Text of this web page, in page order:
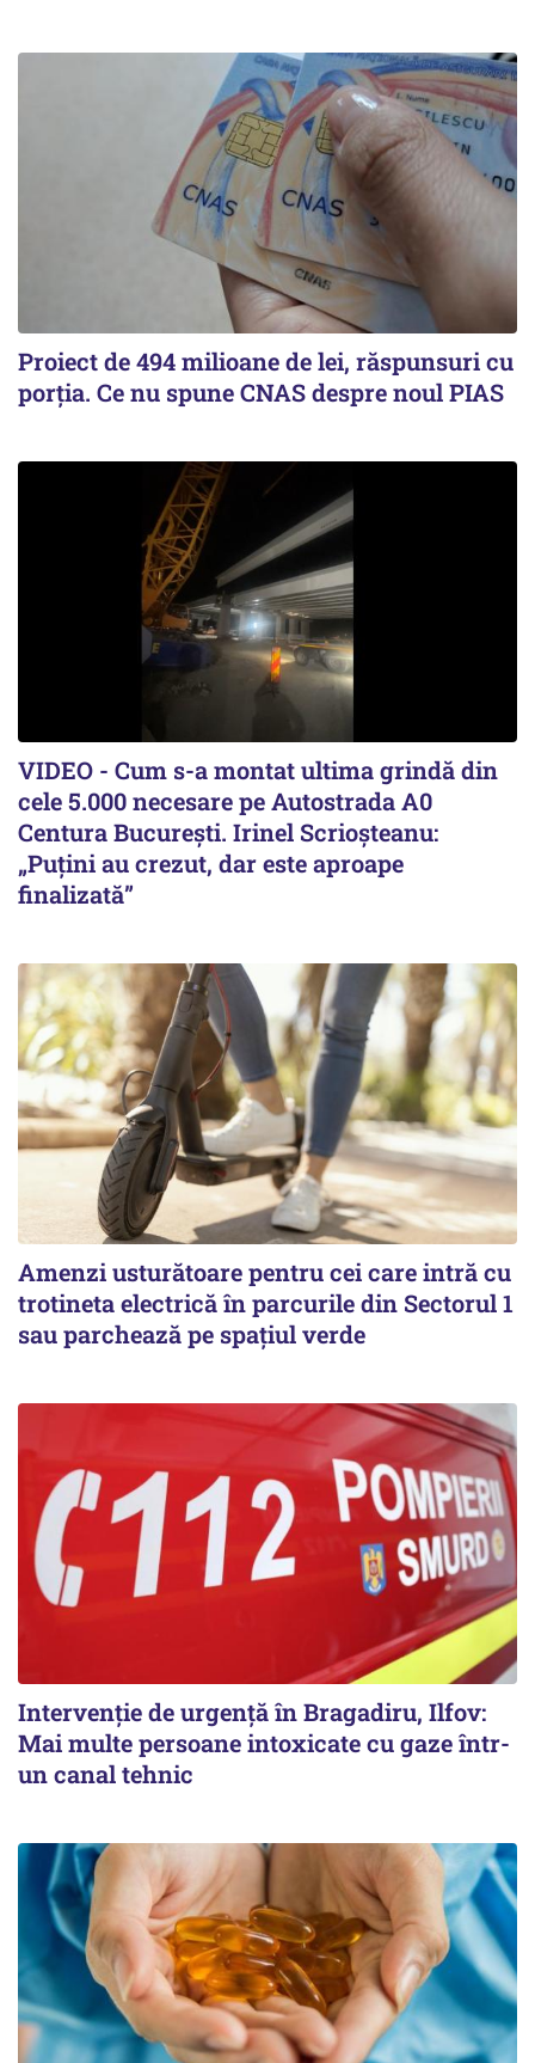
Proiect de 494 milioane de lei, răspunsuri cu
porția. Ce nu spune CNAS despre noul PIAS
VIDEO - Cum s-a montat ultima grindă din
cele 5.000 necesare pe Autostrada A0
Centura București. Irinel Scrioșteanu:
„Puțini au crezut, dar este aproape
finalizată”
Amenzi usturătoare pentru cei care intră cu
trotineta electrică în parcurile din Sectorul 1
sau parchează pe spațiul verde
Intervenție de urgență în Bragadiru, Ilfov:
Mai multe persoane intoxicate cu gaze într-
un canal tehnic